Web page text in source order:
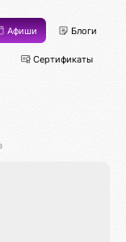
Афиши Блоги
Сертификаты